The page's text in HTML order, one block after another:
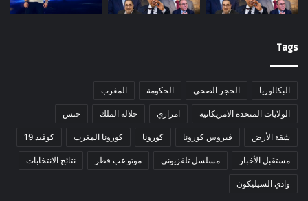
Tags
البكالوريا الحجر الصحي الحكومة المغرب
الولايات المتحدة الامريكانية امزازي جلالة الملك جنس
شقة الأرض فيروس كورونا كورونا كورونا المغرب كوفيد 19
مستقبل الأخبار مسلسل تلفزيونى موتو غب قطر نتائج الانتخابات
وادي السيليكون